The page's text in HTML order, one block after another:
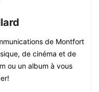
de Montfort
de cinéma et de
ou un album à vous